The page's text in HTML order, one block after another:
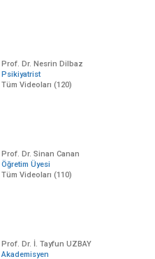
Prof. Dr. Nesrin Dilbaz
Psikiyatrist
Tüm Videoları (120)
Prof. Dr. Sinan Canan
Öğretim Üyesi
Tüm Videoları (110)
Prof. Dr. İ. Tayfun UZBAY
Akademisyen